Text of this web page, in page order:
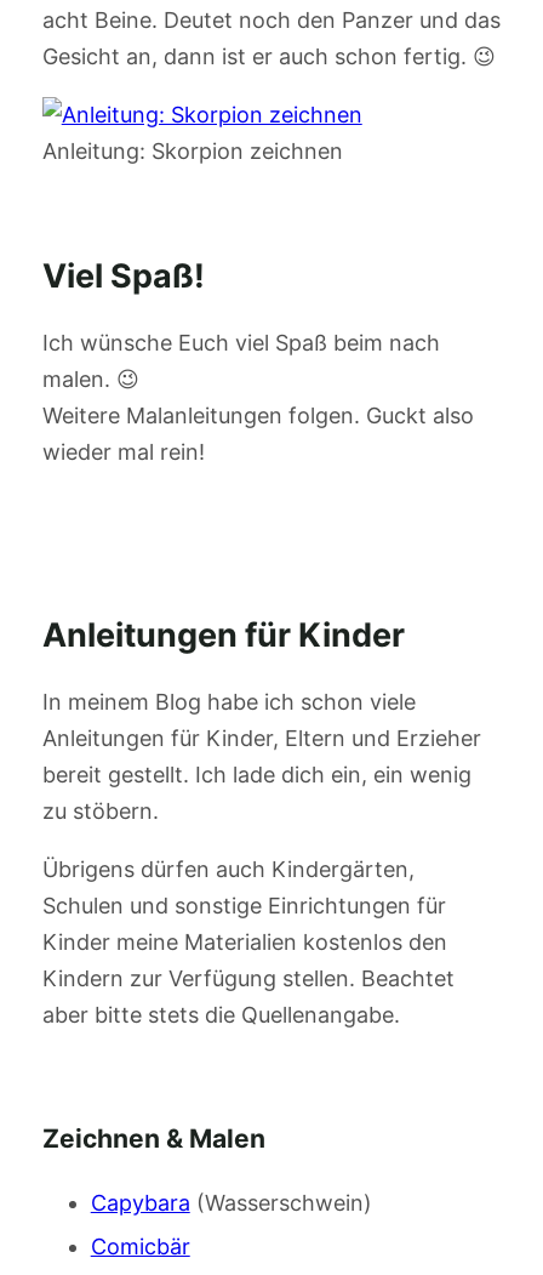
acht Beine. Deutet noch den Panzer und das
Gesicht an, dann ist er auch schon fertig. 😉
Anleitung: Skorpion zeichnen
Viel Spaß!
Ich wünsche Euch viel Spaß beim nach
malen. 😉
Weitere Malanleitungen folgen. Guckt also
wieder mal rein!
Anleitungen für Kinder
In meinem Blog habe ich schon viele
Anleitungen für Kinder, Eltern und Erzieher
bereit gestellt. Ich lade dich ein, ein wenig
zu stöbern.
Übrigens dürfen auch Kindergärten,
Schulen und sonstige Einrichtungen für
Kinder meine Materialien kostenlos den
Kindern zur Verfügung stellen. Beachtet
aber bitte stets die Quellenangabe.
Zeichnen & Malen
Capybara (Wasserschwein)
Comicbär